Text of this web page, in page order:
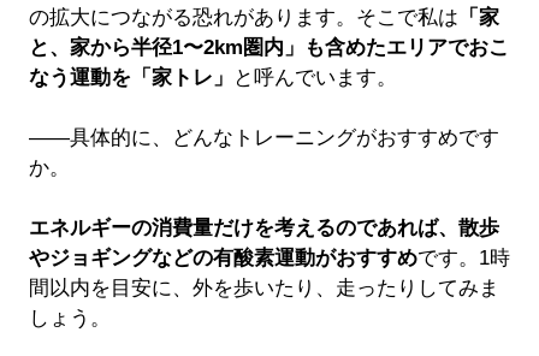
の拡大につながる恐れがあります。そこで私は 「家
と、家から半径1〜2km圏内」も含めたエリアでおこ
なう運動を「家トレ」
と呼んでいます。
――具体的に、どんなトレーニングがおすすめです
か。
エネルギーの消費量だけを考えるのであれば、散歩
やジョギングなどの有酸素運動がおすすめです。1時
間以内を目安に、外を歩いたり、走ったりしてみま
しょう。